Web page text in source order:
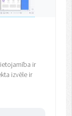
ir
izvēle ir